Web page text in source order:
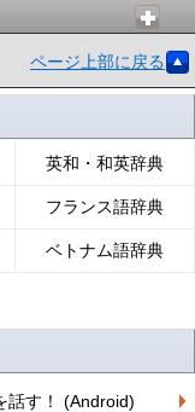
ページ上部に戻る
英和・和英辞典
フランス語辞典
ベトナム語辞典
話す！ (Android)